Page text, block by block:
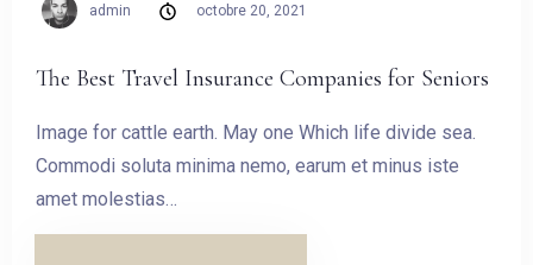
admin octobre 20, 2021
The Best Travel Insurance Companies for Seniors
Image for cattle earth. May one Which life divide sea.
Commodi soluta minima nemo, earum et minus iste
amet molestias…